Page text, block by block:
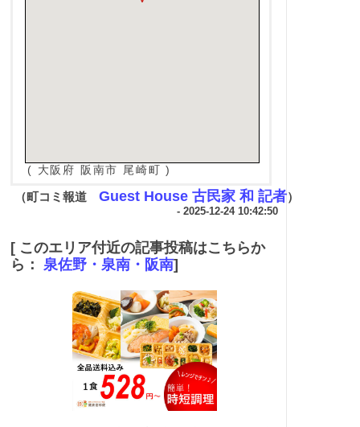
( 大阪府 阪南市 尾崎町 )
（町コミ報道 Guest House 古民家 和 記者）
- 2025-12-24 10:42:50
[ このエリア付近の記事投稿はこちらか
ら： 泉佐野・泉南・阪南]